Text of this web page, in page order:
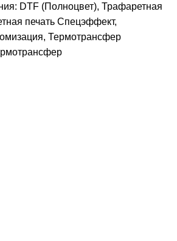
DTF (Полноцвет), Трафаретная
печать Спецэффект,
Термотрансфер